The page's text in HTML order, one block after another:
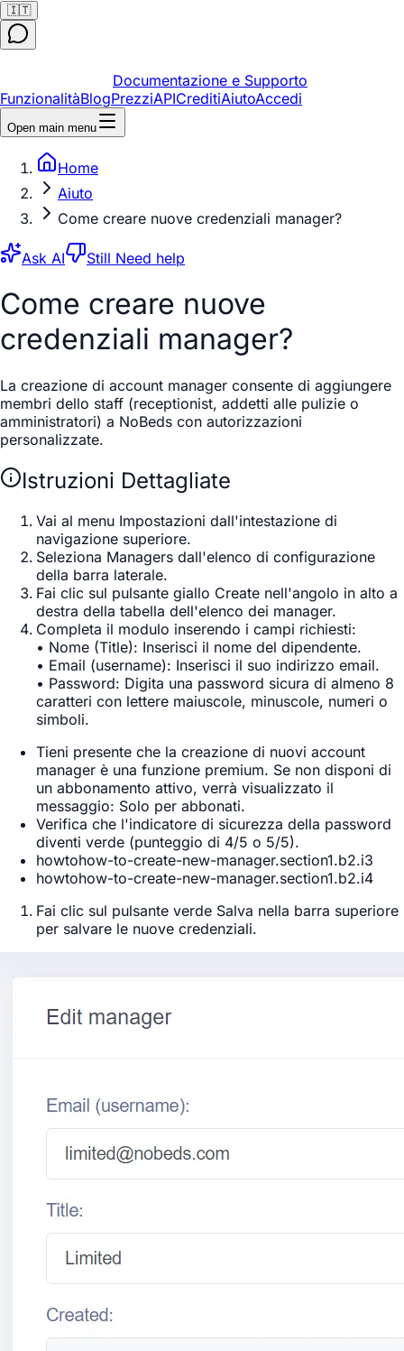
🇮🇹
Documentazione e Supporto
FunzionalitàBlogPrezziAPICreditiAiutoAccedi
Open main menu
Home
Aiuto
Come creare nuove credenziali manager?
Ask AI Still Need help
Come creare nuove
credenziali manager?
La creazione di account manager consente di aggiungere
membri dello staff (receptionist, addetti alle pulizie o
amministratori) a NoBeds con autorizzazioni
personalizzate.
Istruzioni Dettagliate
Vai al menu Impostazioni dall'intestazione di
navigazione superiore.
Seleziona Managers dall'elenco di configurazione
della barra laterale.
Fai clic sul pulsante giallo Create nell'angolo in alto a
destra della tabella dell'elenco dei manager.
Completa il modulo inserendo i campi richiesti:
• Nome (Title): Inserisci il nome del dipendente.
• Email (username): Inserisci il suo indirizzo email.
• Password: Digita una password sicura di almeno 8
caratteri con lettere maiuscole, minuscole, numeri o
simboli.
Tieni presente che la creazione di nuovi account
manager è una funzione premium. Se non disponi di
un abbonamento attivo, verrà visualizzato il
messaggio: Solo per abbonati.
Verifica che l'indicatore di sicurezza della password
diventi verde (punteggio di 4/5 o 5/5).
howtohow-to-create-new-manager.section1.b2.i3
howtohow-to-create-new-manager.section1.b2.i4
Fai clic sul pulsante verde Salva nella barra superiore
per salvare le nuove credenziali.